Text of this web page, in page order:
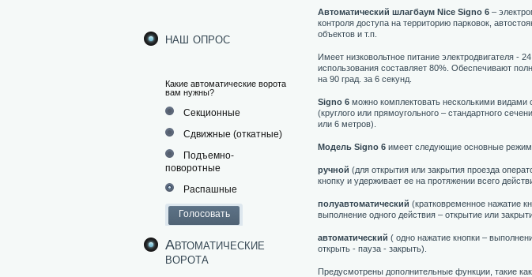
наш опрос
Какие автоматические ворота
вам нужны?
Секционные
Сдвижные (откатные)
Подъемно-
поворотные
Распашные
Автоматические
ворота
Автоматический шлагбаум Nice Signo 6 –
контроля доступа на территорию парковок,
объектов и т.п.
Имеет низковольтное питание электродвигателя -
использования составляет 80%. Обеспечивают
на 90 град. за 6 секунд.
Signo 6 можно комплектовать несколькими видами
(круглого или прямоугольного – стандартного
или 6 метров).
Модель Signo 6 имеет следующие основные
ручной (для открытия или закрытия проезда
кнопку и удерживает ее на протяжении всего
полуавтоматический (кратковременное нажатие
выполнение одного действия – открытие или
автоматический ( одно нажатие кнопки –
открыть - пауза - закрыть).
Предусмотрены дополнительные функции, такие